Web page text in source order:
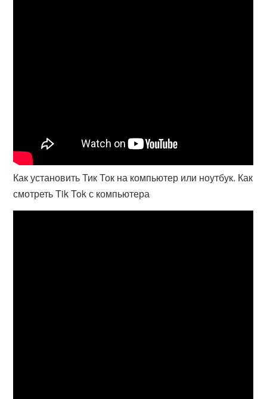
Как установить Тик Ток на компьютер или ноутбук. Как
смотреть Tik Tok с компьютера